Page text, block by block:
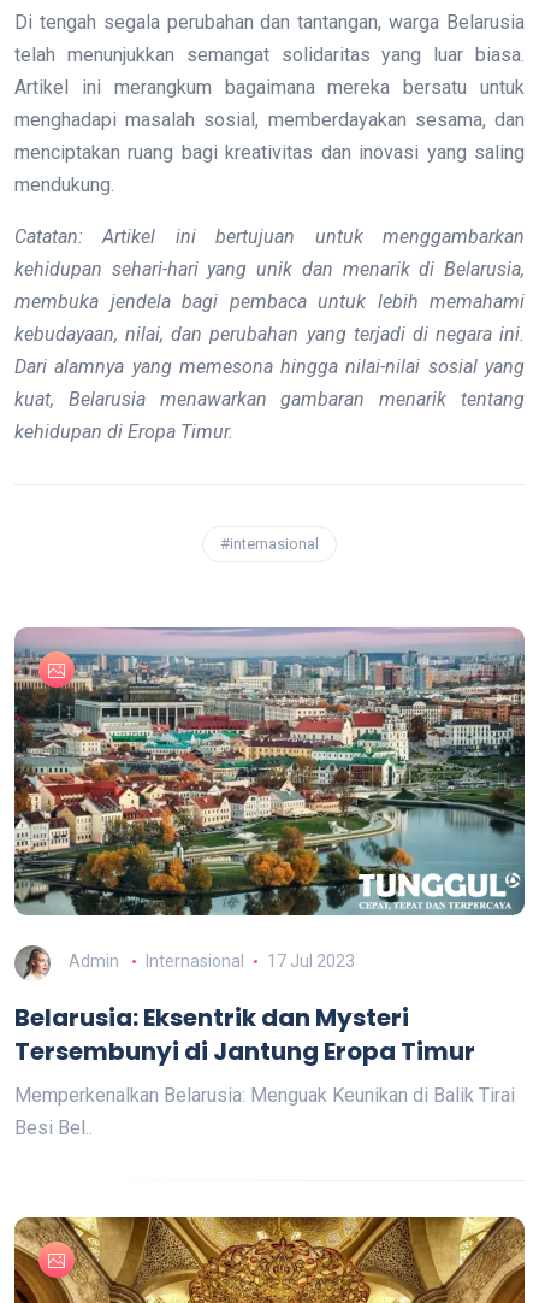
Di tengah segala perubahan dan tantangan, warga Belarusia
telah menunjukkan semangat solidaritas yang luar biasa.
Artikel ini merangkum bagaimana mereka bersatu untuk
menghadapi masalah sosial, memberdayakan sesama, dan
menciptakan ruang bagi kreativitas dan inovasi yang saling
mendukung.
Catatan: Artikel ini bertujuan untuk menggambarkan
kehidupan sehari-hari yang unik dan menarik di Belarusia,
membuka jendela bagi pembaca untuk lebih memahami
kebudayaan, nilai, dan perubahan yang terjadi di negara ini.
Dari alamnya yang memesona hingga nilai-nilai sosial yang
kuat, Belarusia menawarkan gambaran menarik tentang
kehidupan di Eropa Timur.
#internasional
Admin Internasional 17 Jul 2023
Belarusia: Eksentrik dan Mysteri
Tersembunyi di Jantung Eropa Timur
Memperkenalkan Belarusia: Menguak Keunikan di Balik Tirai
Besi Bel..